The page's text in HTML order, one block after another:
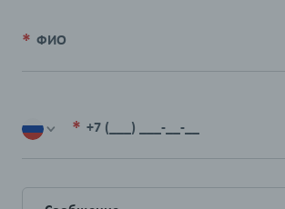
ФИО
+7 (___) ___-__-__